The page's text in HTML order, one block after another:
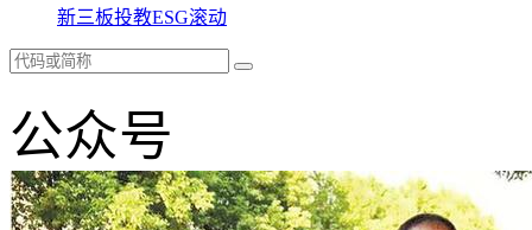
新三板投教ESG滚动
公众号